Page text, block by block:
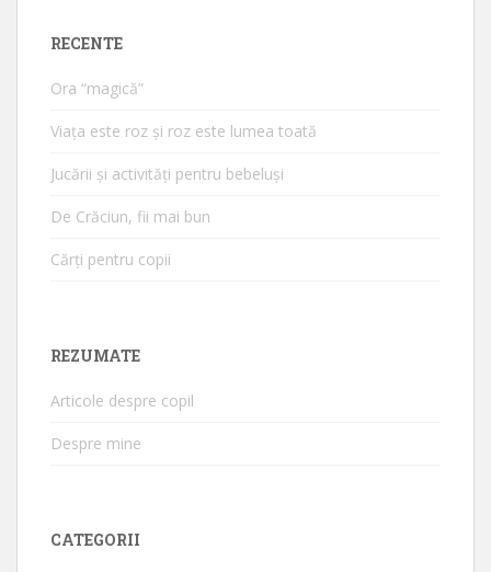
RECENTE
Ora “magică”
Viața este roz și roz este lumea toată
Jucării și activități pentru bebeluși
De Crăciun, fii mai bun
Cărți pentru copii
REZUMATE
Articole despre copil
Despre mine
CATEGORII